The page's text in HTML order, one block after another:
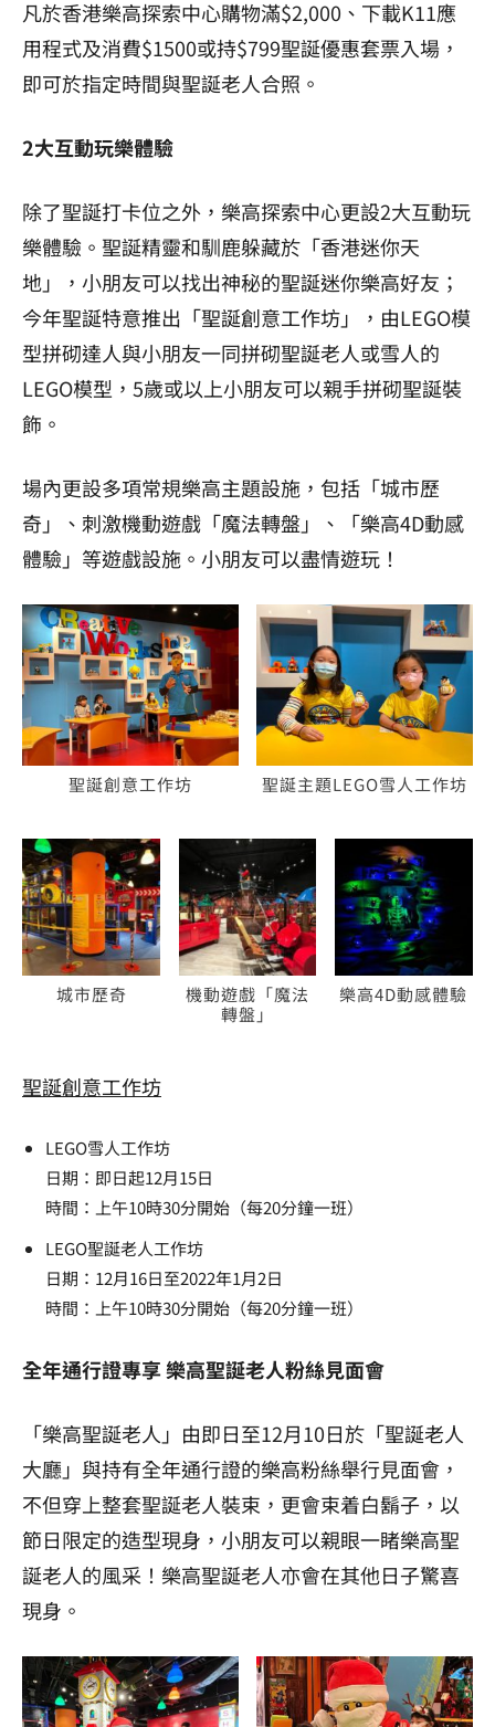
凡於香港樂高探索中心購物滿$2,000、下載K11應
用程式及消費$1500或持$799聖誕優惠套票入場，
即可於指定時間與聖誕老人合照。
2大互動玩樂體驗
除了聖誕打卡位之外，樂高探索中心更設2大互動玩
樂體驗。聖誕精靈和馴鹿躲藏於「香港迷你天
地」，小朋友可以找出神秘的聖誕迷你樂高好友；
今年聖誕特意推出「聖誕創意工作坊」，由LEGO模
型拼砌達人與小朋友一同拼砌聖誕老人或雪人的
LEGO模型，5歲或以上小朋友可以親手拼砌聖誕裝
飾。
場內更設多項常規樂高主題設施，包括「城市歷
奇」、刺激機動遊戲「魔法轉盤」、「樂高4D動感
體驗」等遊戲設施。小朋友可以盡情遊玩！
聖誕創意工作坊 聖誕主題LEGO雪人工作坊
城市歷奇
機動遊戲「魔法
轉盤」
樂高4D動感體驗
聖誕創意工作坊
LEGO雪人工作坊
日期：即日起12月15日
時間：上午10時30分開始（每20分鐘一班）
LEGO聖誕老人工作坊
日期：12月16日至2022年1月2日
時間：上午10時30分開始（每20分鐘一班）
全年通行證專享 樂高聖誕老人粉絲見面會
「樂高聖誕老人」由即日至12月10日於「聖誕老人
大廳」與持有全年通行證的樂高粉絲舉行見面會，
不但穿上整套聖誕老人裝束，更會束着白鬍子，以
節日限定的造型現身，小朋友可以親眼一睹樂高聖
誕老人的風采！樂高聖誕老人亦會在其他日子驚喜
現身。